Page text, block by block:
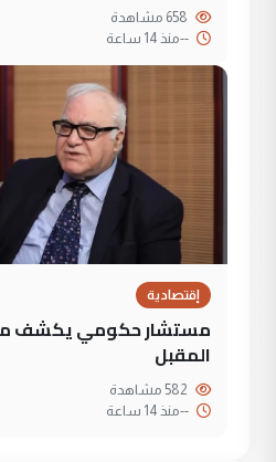
--منذ 14 ساعة
إقتصادية
مستشار حكومي يكشف
المقبل
--منذ 14 ساعة